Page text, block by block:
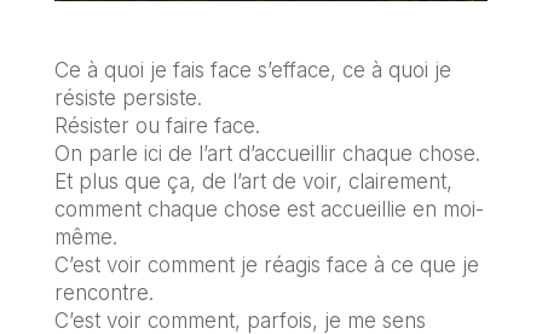
Ce à quoi je fais face s’efface, ce à quoi je
résiste persiste.
Résister ou faire face.
On parle ici de l’art d’accueillir chaque chose.
Et plus que ça, de l’art de voir, clairement,
comment chaque chose est accueillie en moi-
même.
C’est voir comment je réagis face à ce que je
rencontre.
C’est voir comment, parfois, je me sens